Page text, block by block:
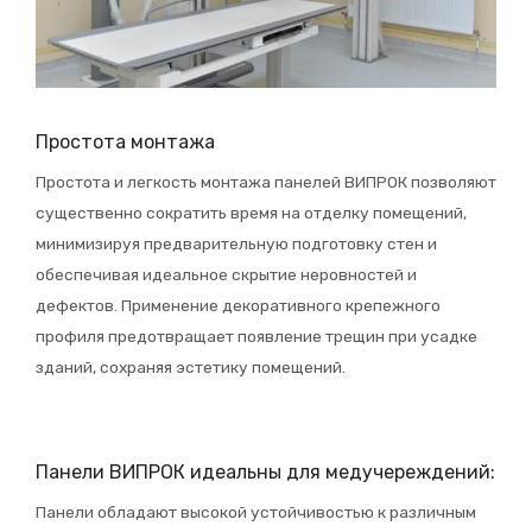
Простота монтажа
Простота и легкость монтажа панелей ВИПРОК позволяют
существенно сократить время на отделку помещений,
минимизируя предварительную подготовку стен и
обеспечивая идеальное скрытие неровностей и
дефектов. Применение декоративного крепежного
профиля предотвращает появление трещин при усадке
зданий, сохраняя эстетику помещений.
Панели ВИПРОК идеальны для медучереждений:
Панели обладают высокой устойчивостью к различным